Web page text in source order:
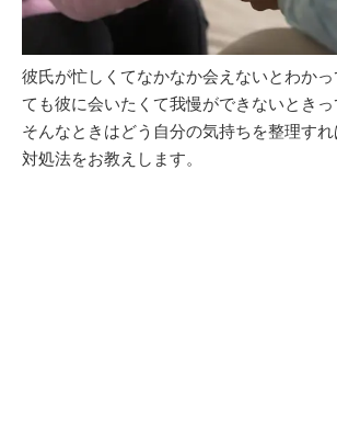
彼氏が忙しくてなかなか会えないとわか
ても彼に会いたくて我慢ができないときっ
そんなときはどう自分の気持ちを整理す
対処法をお教えします。